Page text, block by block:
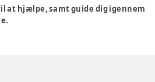
at hjælpe, samt guide dig igennem